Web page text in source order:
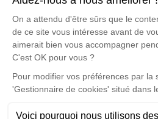
d'expression dédié à honorer la
QUÉFÉLEC.
Un service de plantation
disponible ici.